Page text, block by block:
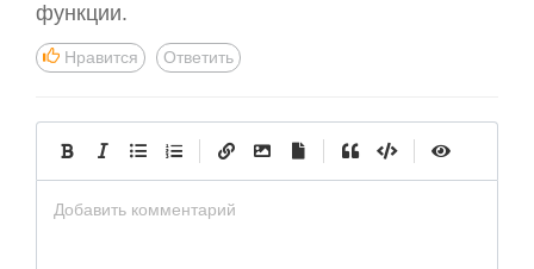
функции.
Нравится Ответить
Добавить комментарий